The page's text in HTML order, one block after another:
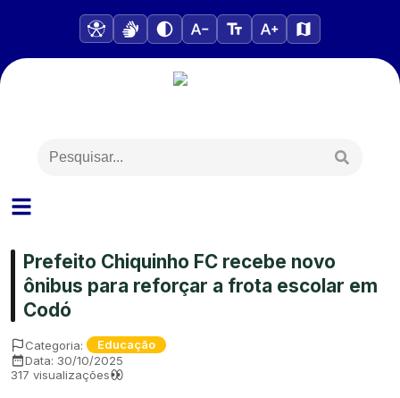
Prefeito Chiquinho FC recebe novo
ônibus para reforçar a frota escolar em
Codó
Categoria: Educação
Data: 30/10/2025
317 visualizações